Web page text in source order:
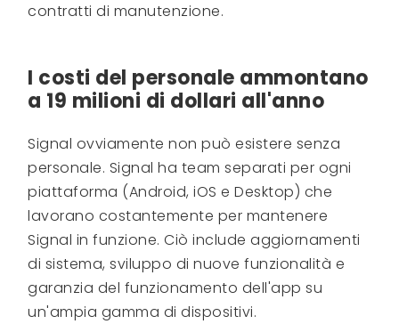
contratti di manutenzione.
I costi del personale ammontano
a 19 milioni di dollari all'anno
Signal ovviamente non può esistere senza
personale. Signal ha team separati per ogni
piattaforma (Android, iOS e Desktop) che
lavorano costantemente per mantenere
Signal in funzione. Ciò include aggiornamenti
di sistema, sviluppo di nuove funzionalità e
garanzia del funzionamento dell'app su
un'ampia gamma di dispositivi.